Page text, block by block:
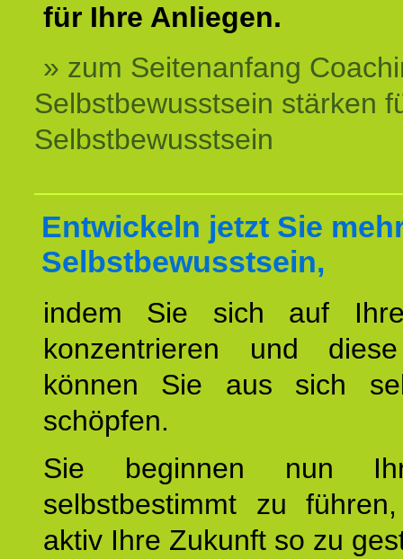
für Ihre Anliegen.
» zum Seitenanfang
Selbstbewusstsein stärken
Selbstbewusstsein
Entwickeln jetzt Sie
Selbstbewusstsein,
indem Sie sich auf
konzentrieren und
können Sie aus sich
schöpfen.
Sie beginnen nun
selbstbestimmt zu
aktiv Ihre Zukunft so zu